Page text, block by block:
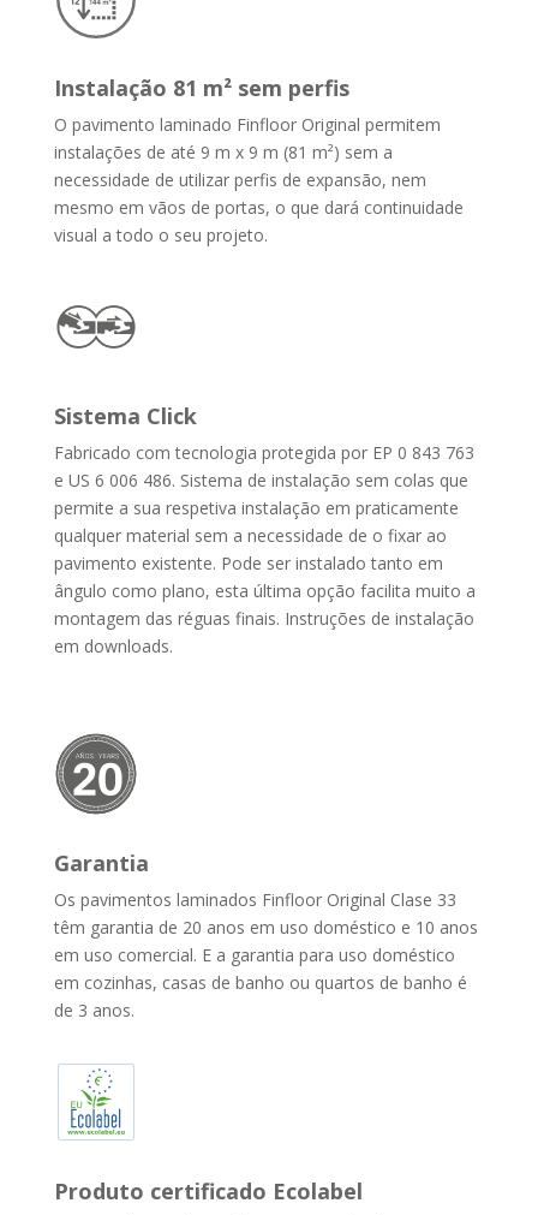
Instalação 81 m² sem perfis
O pavimento laminado Finfloor Original permitem
instalações de até 9 m x 9 m (81 m²) sem a
necessidade de utilizar perfis de expansão, nem
mesmo em vãos de portas, o que dará continuidade
visual a todo o seu projeto.
Sistema Click
Fabricado com tecnologia protegida por EP 0 843 763
e US 6 006 486. Sistema de instalação sem colas que
permite a sua respetiva instalação em praticamente
qualquer material sem a necessidade de o fixar ao
pavimento existente. Pode ser instalado tanto em
ângulo como plano, esta última opção facilita muito a
montagem das réguas finais. Instruções de instalação
em downloads.
Garantia
Os pavimentos laminados Finfloor Original Clase 33
têm garantia de 20 anos em uso doméstico e 10 anos
em uso comercial. E a garantia para uso doméstico
em cozinhas, casas de banho ou quartos de banho é
de 3 anos.
Produto certificado Ecolabel